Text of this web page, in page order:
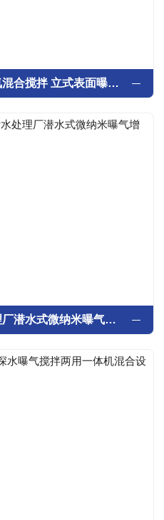
水体充氧混合搅拌 立式表面曝气机
污水处理厂潜水式微纳米曝气增氧设备